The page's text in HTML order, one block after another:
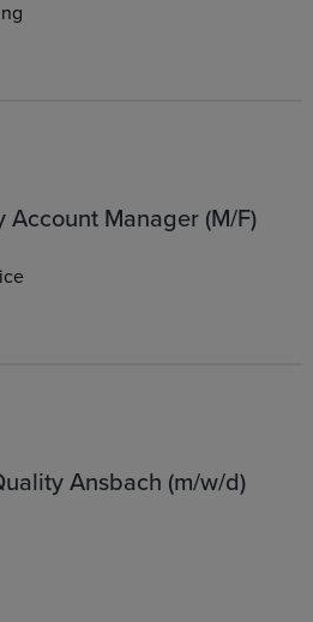
Account Manager (M/F)
Ansbach (m/w/d)